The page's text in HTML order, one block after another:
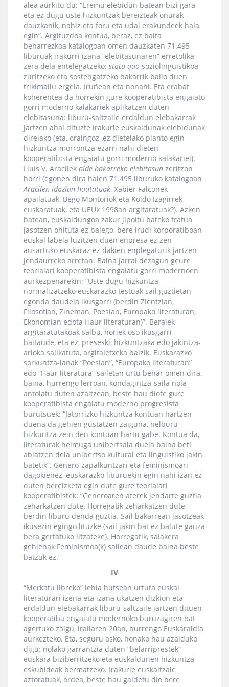
alea aurkitu du: “Eremu elebidun batean bizi gara
eta ez dugu uste hizkuntzak bereizteak onurak
dauzkanik, nahiz eta foru eta udal erakundeek hala
egin”. Argituzdoa kontua, beraz, ez baita
beharrezkoa katalogoan omen dauzkaten 71.495
liburuak irakurri izana “elebitasunaren” erretolika
zera dela entelegatzeko: statu quo soziolinguistikoa
zuritzeko eta sostengatzeko bakarrik balio duen
trikimailu ergela. Iruñean eta nonahi. Eta erabat
koherentea da horrekin gure kooperatibista engaiatu
gorri moderno kalakariek aplikatzen duten
elebitasuna: liburu-saltzaile erdaldun elebakarrak
jartzen ahal dituzte irakurle euskaldunak elebidunak
direlako (eta, oraingoz, ez dietelako planto egin
hizkuntza-morrontza ezarri nahi dieten
kooperatibista engaiatu gorri moderno kalakariei).
Lluís V. Aracilek alde bakarreko elebitasun zeritzon
horri (egonen dira haien 71.495 liburuko katalogoan
Aracilen idazlan hautatuak, Xabier Falconek
apailatuak, Bego Montoriok eta Koldo Izagirrek
euskaratuak, eta UEUk 1998an argitaratuak?). Azken
batean, euskaldungoa zakur jipoitu bateko tratua
jasotzen ohituta ez balego, bere irudi korporatiboan
euskal labela luzitzen duen enpresa ez zen
ausartuko euskaraz ez dakien enplegaturik jartzen
jendaurreko arretan. Baina jarrai dezagun geure
teorialari kooperatibista engaiatu gorri modernoen
aurkezpenarekin: “Uste dugu hizkuntza
normalizatzeko euskarazko testuak sail guztietan
egonda daudela ikusgarri (berdin Zientzian,
Filosofian, Zineman, Poesian, Europako literaturan,
Ekonomian edota Haur literaturan)”. Beraiek
argitaratutakoak salbu, horiek oso ikusgarri
baitaude, eta ez, preseski, hizkuntzaka edo jakintza-
arloka sailkatuta, argitaletxeka baizik. Euskarazko
sorkuntza-lanak “Poesian”, “Europako literaturan”
edo “Haur literatura” sailetan urtu behar omen dira,
baina, hurrengo lerroan, kondagintza-saila nola
antolatu duten azaltzean, beste hau diote gure
kooperatibista engaiatu moderno progresista
burutsuek: “Jatorrizko hizkuntza kontuan hartzen
duena da gehien gustatzen zaiguna, helburu
hizkuntza zein den kontuan hartu gabe. Kontua da,
literaturak helmuga unibertsala duela baina beti
abiatzen dela unibertso kultural eta linguistiko jakin
batetik”. Genero-zapalkuntzari eta feminismoari
dagokienez, euskarazko liburuekin egin nahi izan ez
duten bereizketa egin dute gure teorialari
kooperatibistek: “Generoaren aferek jendarte guztia
zeharkatzen dute. Horregatik zeharkatzen dute
berdin liburu denda guztia. Sail bakarrean jasotzeak
ikusezin egingo lituzke (sail jakin bat ez balute gauza
bera gertatuko litzateke). Horregatik, saiakera
gehienak Feminismoa(k) sailean daude baina beste
batzuk ez.”
IV
“Merkatu libreko” lehia hutsean urtuta euskal
literaturari izena eta izana ukatzen dizkion eta
erdaldun elebakarrak liburu-saltzaile jartzen dituen
kooperatiba engaiatu modernoko buruzagiren bat
agertuko zaigu, irailaren 20an, hurrengo Euskaraldia
aurkezteko. Eta, seguru asko, honako hau azalduko
digu: nolako garrantzia duten “belarriprestek”
euskara biziberritzeko eta euskaldunen hizkuntza-
eskubideak bermatzeko. Irakurle euskaltzale
aztoratuak, ordea, beste hau galdetu dio bere